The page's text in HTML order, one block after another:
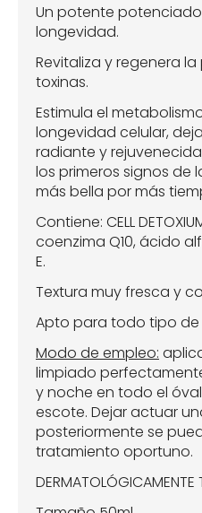
Un potente
longevidad.
Revitaliza y regenera
toxinas.
Estimula el
longevidad celular,
radiante y
los primeros signos de
más bella por más
Contiene: CELL
coenzima Q10, ácido
E.
Textura muy fresca y
Apto para todo tipo de
Modo de empleo:
limpiado
y noche en todo el
escote. Dejar actuar
posteriormente se
tratamiento oportuno.
DERMATOLÓGICAMENTE